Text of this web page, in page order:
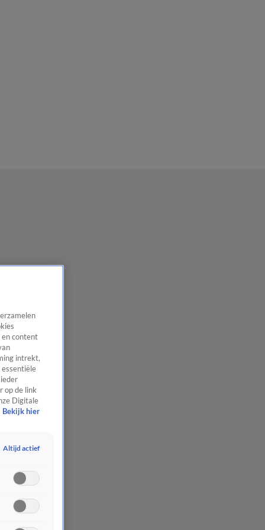
en content
intrekt,
op de link
Digitale
Bekijk hier
Altijd actief